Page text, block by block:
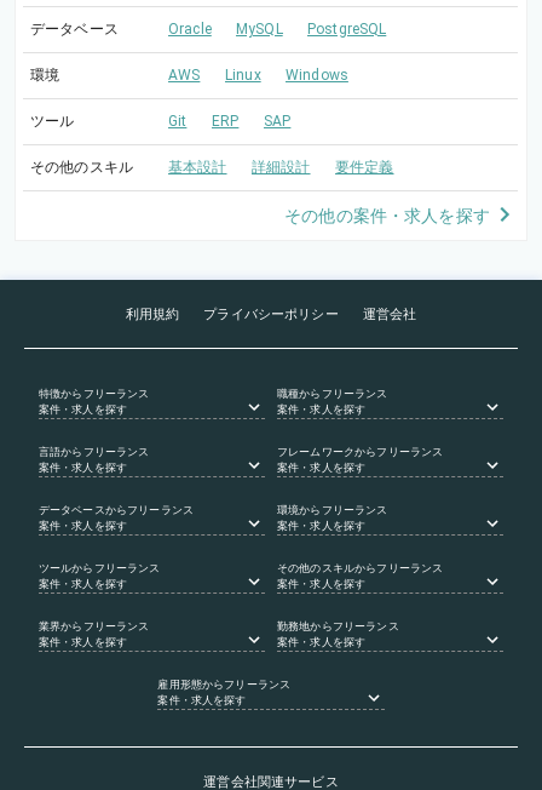
データベース Oracle MySQL PostgreSQL
環境 AWS Linux Windows
ツール Git ERP SAP
その他のスキル 基本設計 詳細設計 要件定義
その他の案件・求人を探す
利用規約 プライバシーポリシー 運営会社
特徴からフリーランス
案件・求人を探す
職種からフリーランス
案件・求人を探す
言語からフリーランス
案件・求人を探す
フレームワークからフリーランス
案件・求人を探す
データベース からフリーランス
案件・求人を探す
環境からフリーランス
案件・求人を探す
ツールからフリーランス
案件・求人を探す
その他のスキルからフリーランス
案件・求人を探す
業界からフリーランス
案件・求人を探す
勤務地からフリーランス
案件・求人を探す
雇用形態からフリーランス
案件・求人を探す
運営会社関連サービス